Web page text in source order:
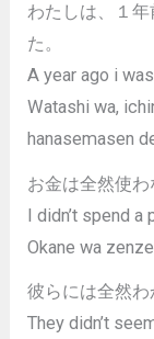
わたしは、１
た。
A year ago i
Watashi wa,
hanasemasen
お金は全然使わ
I didn’t spend a
Okane wa
彼らには全然わ
They didn’t